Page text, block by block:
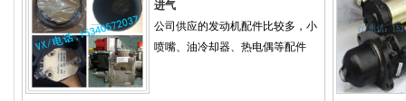
进气
公司供应的发动机配件比较多，小
喷嘴、油冷却器、热电偶等配件